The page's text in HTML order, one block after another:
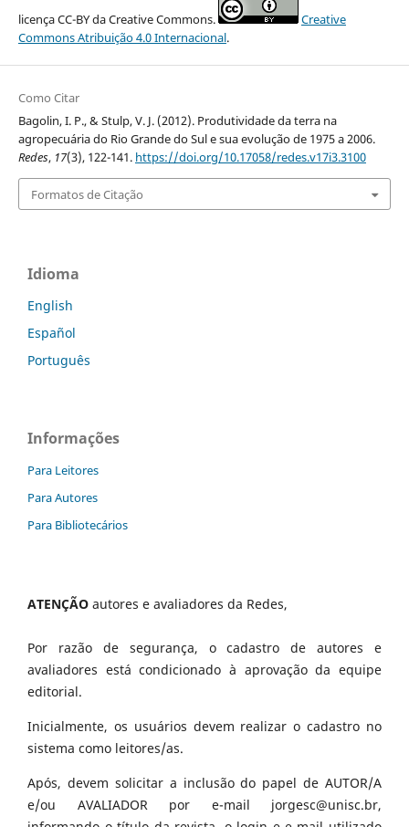
licença CC-BY da Creative Commons.
Creative
Commons Atribuição 4.0 Internacional.
Como Citar
Bagolin, I. P., & Stulp, V. J. (2012). Produtividade da terra na
agropecuária do Rio Grande do Sul e sua evolução de 1975 a 2006.
Redes, 17(3), 122-141. https://doi.org/10.17058/redes.v17i3.3100
Formatos de Citação
Idioma
English
Español
Português
Informações
Para Leitores
Para Autores
Para Bibliotecários
ATENÇÃO autores e avaliadores da Redes,
Por razão de segurança, o cadastro de autores e
avaliadores está condicionado à aprovação da equipe
editorial.
Inicialmente, os usuários devem realizar o cadastro no
sistema como leitores/as.
Após, devem solicitar a inclusão do papel de AUTOR/A
e/ou AVALIADOR por e-mail jorgesc@unisc.br,